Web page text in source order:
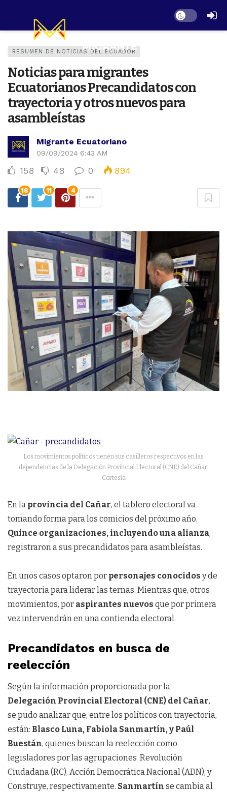
Dark mode
RESUMEN DE NOTICIAS DEL ECUADOR
Noticias para migrantes
Ecuatorianos Precandidatos con
trayectoria y otros nuevos para
asambleístas
Migrante Ecuatoriano
09/09/2024 6:43 AM
158 48 0 894
18 11 4
Los movimientos políticos tienen sus casilleros respectivos en las
dependencias de la Delegación Provincial Electoral (CNE) del Cañar.
Cortesía
En la provincia del Cañar, el tablero electoral va
tomando forma para los comicios del próximo año.
Quince organizaciones, incluyendo una alianza,
registraron a sus precandidatos para asambleístas.
En unos casos optaron por personajes conocidos y de
trayectoria para liderar las ternas. Mientras que, otros
movimientos, por aspirantes nuevos que por primera
vez intervendrán en una contienda electoral.
Precandidatos en busca de
reelección
Según la información proporcionada por la
Delegación Provincial Electoral (CNE) del Cañar,
se pudo analizar que, entre los políticos con trayectoria,
están: Blasco Luna, Fabiola Sanmartín, y Paúl
Buestán, quienes buscan la reelección como
legisladores por las agrupaciones Revolución
Ciudadana (RC), Acción Democrática Nacional (ADN), y
Construye, respectivamente. Sanmartín se cambia al